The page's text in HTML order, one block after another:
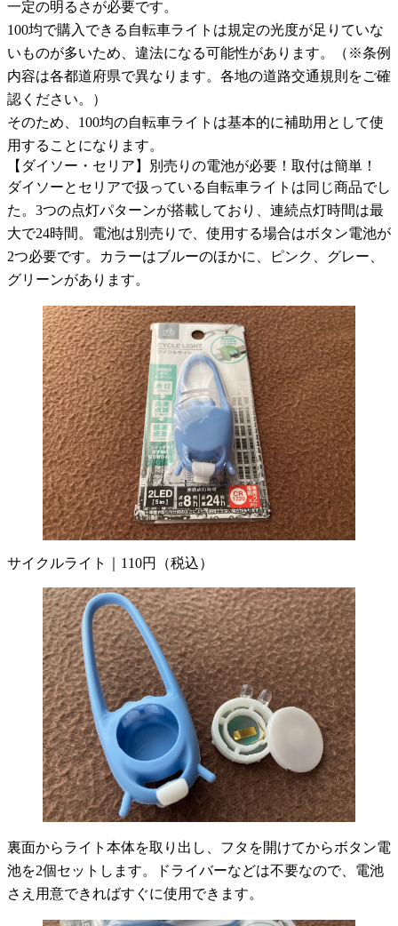
一定の明るさが必要です。
100均で購入できる自転車ライトは規定の光度が足りていな
いものが多いため、違法になる可能性があります。（※条例
内容は各都道府県で異なります。各地の道路交通規則をご確
認ください。）
そのため、100均の自転車ライトは基本的に補助用として使
用することになります。
【ダイソー・セリア】別売りの電池が必要！取付は簡単！
ダイソーとセリアで扱っている自転車ライトは同じ商品でし
た。3つの点灯パターンが搭載しており、連続点灯時間は最
大で24時間。電池は別売りで、使用する場合はボタン電池が
2つ必要です。カラーはブルーのほかに、ピンク、グレー、
グリーンがあります。
サイクルライト｜110円（税込）
裏面からライト本体を取り出し、フタを開けてからボタン電
池を2個セットします。ドライバーなどは不要なので、電池
さえ用意できればすぐに使用できます。